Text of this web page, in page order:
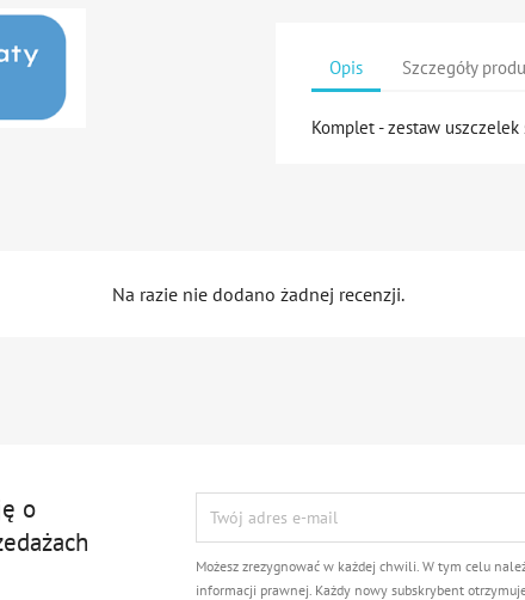
Opis Szczegóły
Komplet - zestaw uszczelek
Na razie nie dodano żadnej recenzji.
o
Możesz zrezygnować w każdej chwili. W tym celu
informacji prawnej. Każdy nowy subskrybent